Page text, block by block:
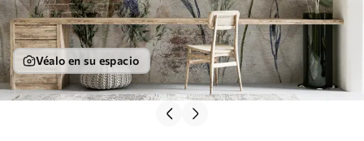
Véalo en su espacio